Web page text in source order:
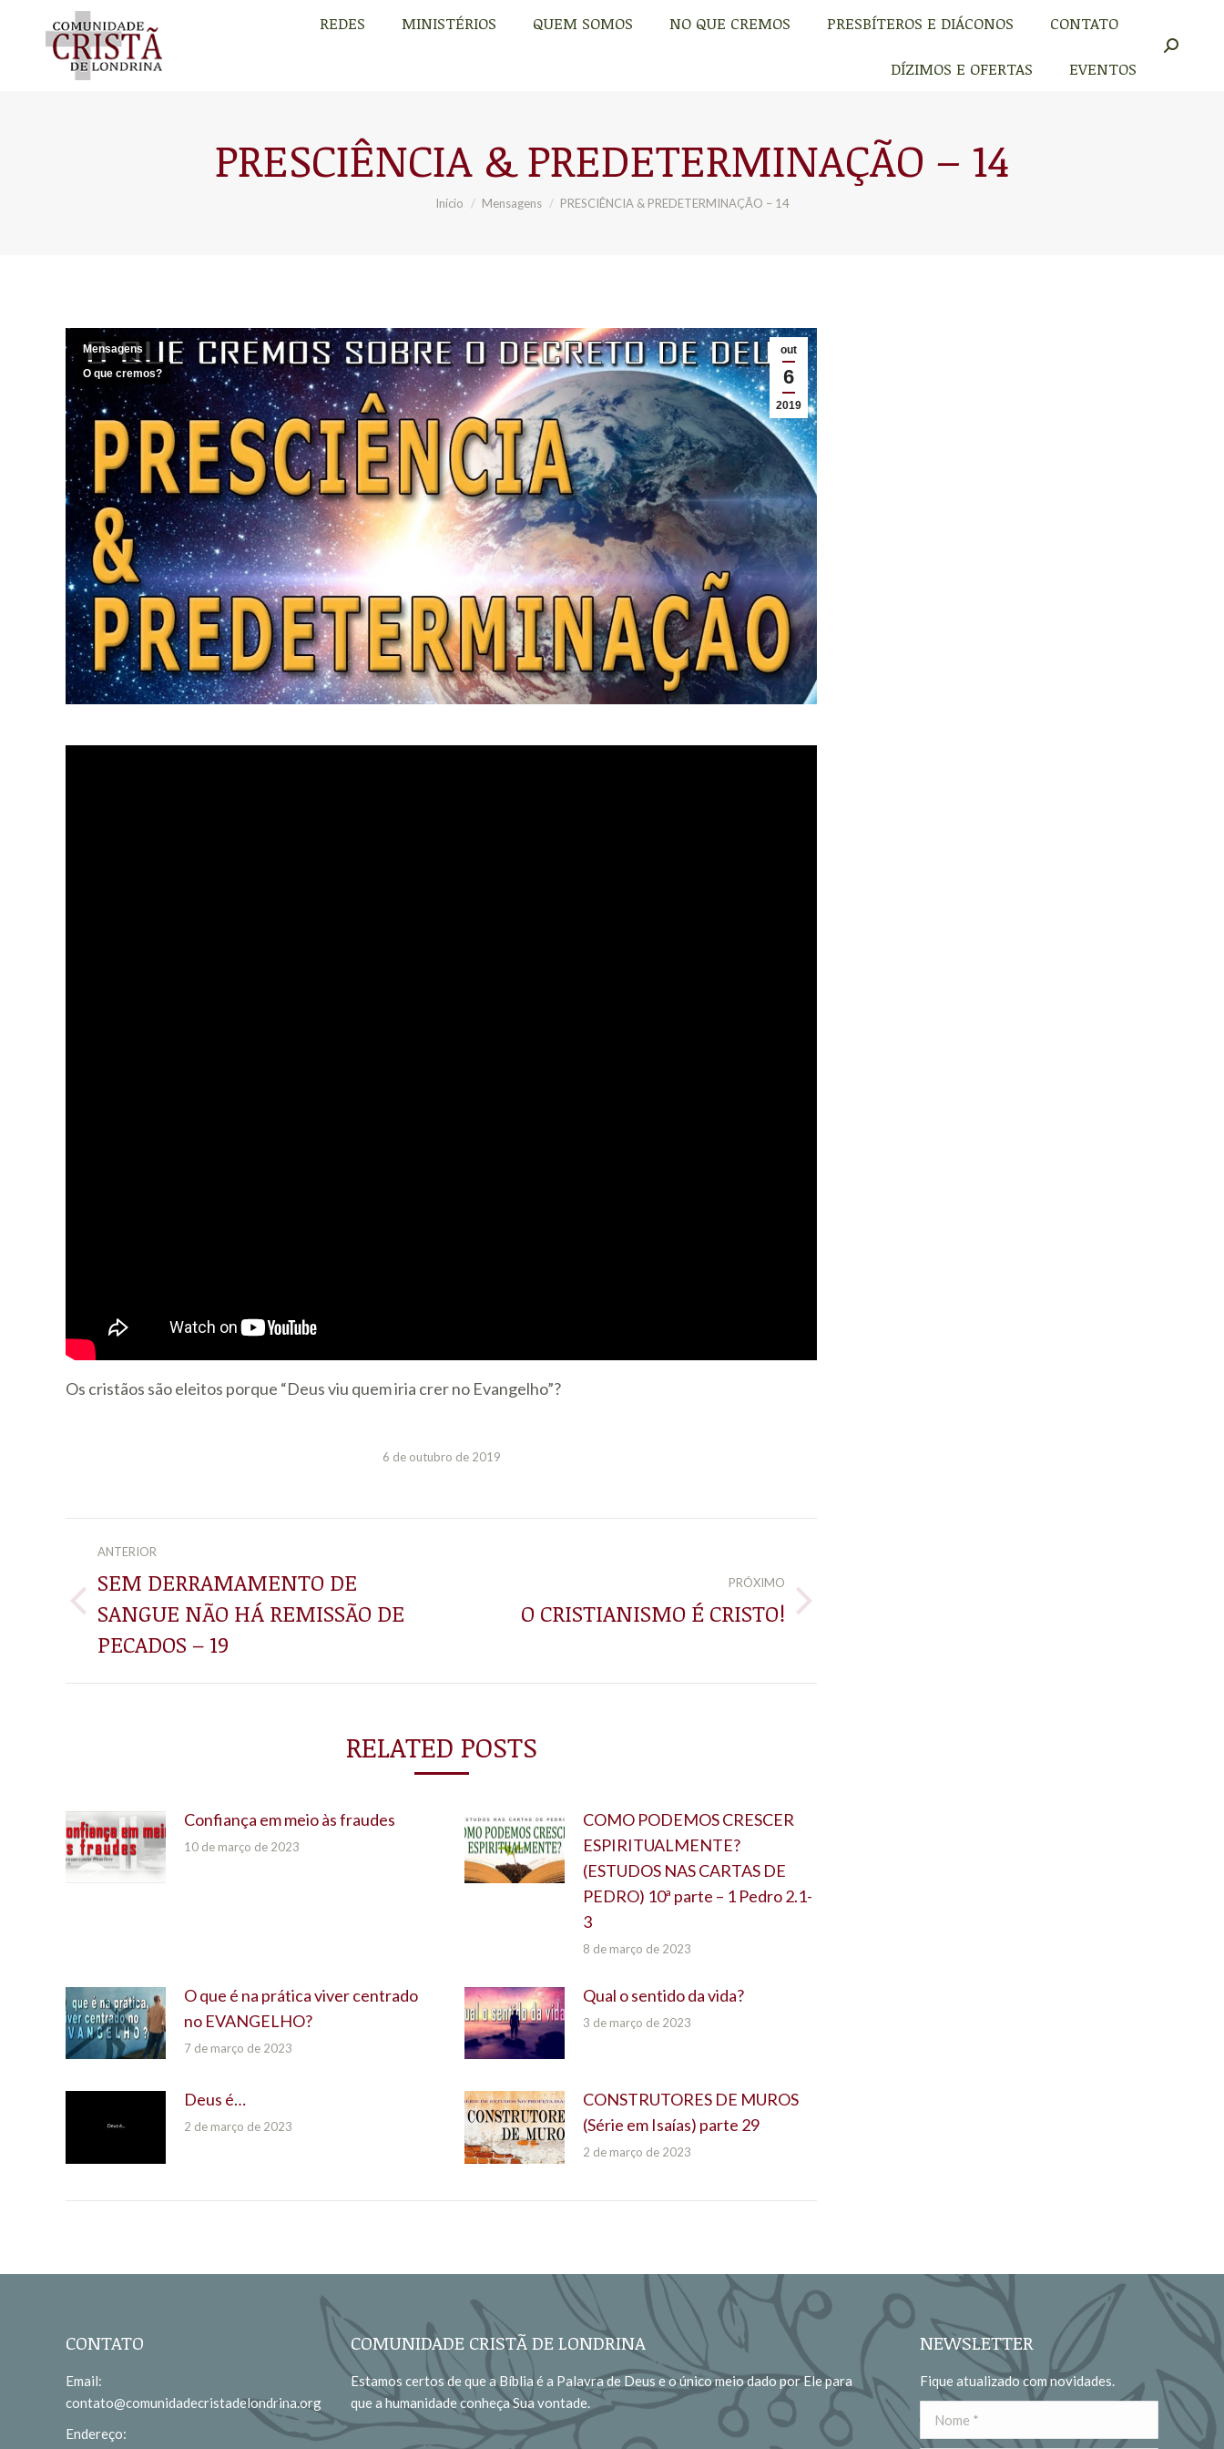
REDES MINISTÉRIOS QUEM SOMOS NO QUE CREMOS PRESBÍTEROS E DIÁCONOS CONTATO
DÍZIMOS E OFERTAS EVENTOS
Buscar
PRESCIÊNCIA & PREDETERMINAÇÃO – 14
Você está aqui:
Início Mensagens PRESCIÊNCIA & PREDETERMINAÇÃO – 14
out
6
2019
Mensagens
O que cremos?
Os cristãos são eleitos porque “Deus viu quem iria crer no Evangelho”?
6 de outubro de 2019
NAVEGAÇÃO
DE
POST:
ANTERIOR
Post
anterior:
SEM DERRAMAMENTO DE
SANGUE NÃO HÁ REMISSÃO DE
PECADOS – 19
PRÓXIMO
PróximoO CRISTIANISMO É CRISTO!
RELATED POSTS
Confiança em meio às fraudes
10 de março de 2023
COMO PODEMOS CRESCER
ESPIRITUALMENTE?
(ESTUDOS NAS CARTAS DE
PEDRO) 10ª parte – 1 Pedro 2.1-
3
8 de março de 2023
O que é na prática viver centrado
no EVANGELHO?
7 de março de 2023
Qual o sentido da vida?
3 de março de 2023
Deus é…
2 de março de 2023
CONSTRUTORES DE MUROS
(Série em Isaías) parte 29
2 de março de 2023
CONTATO
Email:
contato@comunidadecristadelondrina.org
Endereço:
COMUNIDADE CRISTÃ DE LONDRINA
Estamos certos de que a Bíblia é a Palavra de Deus e o único meio dado por Ele para
que a humanidade conheça Sua vontade.
NEWSLETTER
Fique atualizado com novidades.
Nome *
REDES MINISTÉRIOS QUEM SOMOS NO QUE CREMOS PRESBÍTEROS E DIÁCONOS
CONTATO
DÍZIMOS E OFERTAS
Buscar